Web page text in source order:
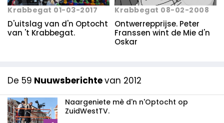
Krabbegat 01-03-2017
D'uitslag van d'n Optocht
van 't Krabbegat.
Krabbegat 08-02-2008
Ontwerrepprijse. Peter
Franssen wint de Mie d'n
Oskar
De 59 Nuuwsberichtevan 2012
Naargeniete mè d'n n'Optocht op
ZuidWestTV.